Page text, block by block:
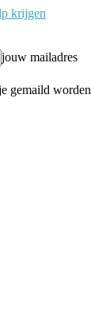
krijgen
jouw mailadres
gemaild worden